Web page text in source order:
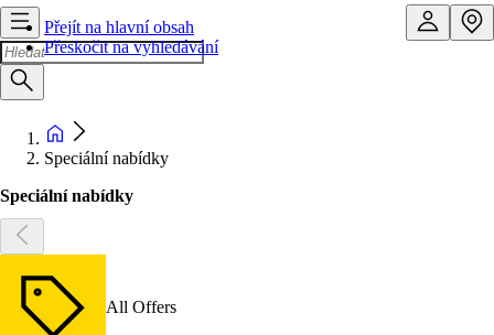
Přejít na hlavní obsah
Přeskočit na vyhledávání
Speciální nabídky
Speciální nabídky
All Offers